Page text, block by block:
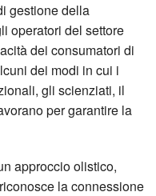
gestione della
operatori del settore
dei consumatori di
dei modi in cui i
gli scienziati, il
per garantire la
approccio olistico,
la connessione